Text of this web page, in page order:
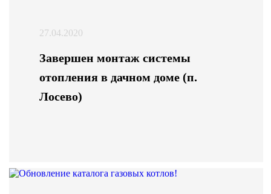
27.04.2020
Завершен монтаж системы
отопления в дачном доме (п.
Лосево)